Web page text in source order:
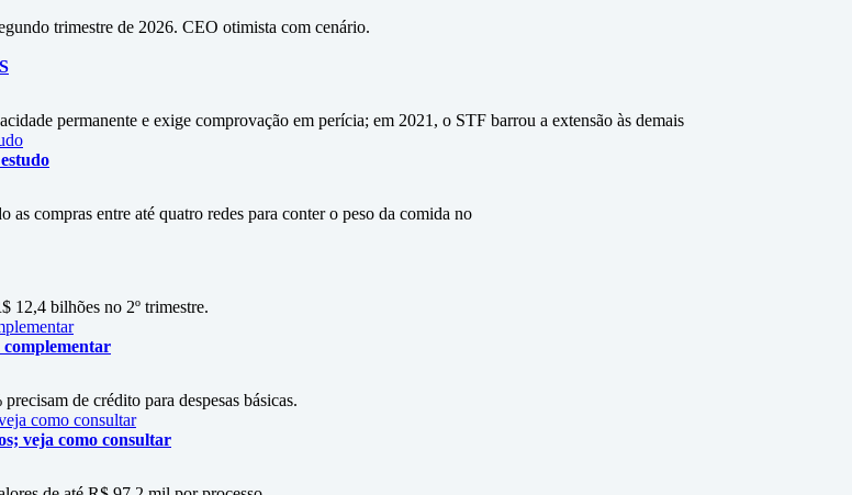
trimestre de 2026. CEO otimista com cenário.
permanente e exige comprovação em perícia; em 2021, o STF barrou a extensão às demais
compras entre até quatro redes para conter o peso da comida no
12,4 bilhões no 2º trimestre.
complementar
de crédito para despesas básicas.
veja como consultar